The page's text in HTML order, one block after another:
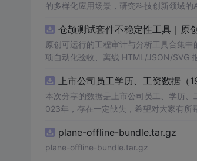
的多样化应用场景，研究科技创新领域的
仓颉测试套件不稳定性工具｜原
原创可运行的工程审计与分析工具合集中
项自动化验收、离线 HTML/JSON/SVG
示与二次开发。运行方法：Node.js 18+
上市公司员工学历、工资数据（
本次分享的数据是上市公司员工、学历
023年，存在一定缺失，希望对大家有所帮助 一、数据介绍 数据名称：上市公司员工学历、工资数据 数据范围：A股上市公司
市 区县 省份代码 城市代码 区县代码 首
薪酬 支付给职工以及为职工支付的现金
plane-offline-bundle.tar.gz
plane-offline-bundle.tar.gz